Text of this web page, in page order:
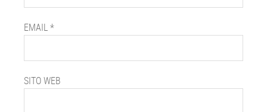
EMAIL*
SITO WEB